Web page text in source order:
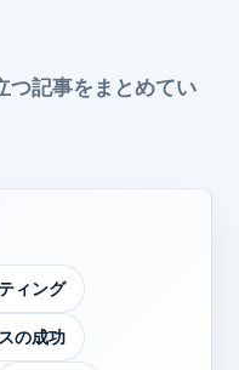
つ記事をまとめてい
ィング
の成功